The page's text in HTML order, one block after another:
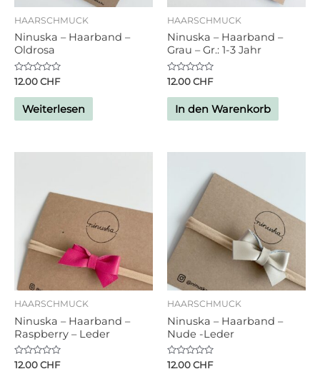
HAARSCHMUCK
Ninuska – Haarband –
Oldrosa
Bewertet
mit
0
von
12.00CHF
Weiterlesen
HAARSCHMUCK
Ninuska – Haarband –
Grau – Gr.: 1-3 Jahr
Bewertet
mit
0
von
12.00CHF
In den Warenkorb
HAARSCHMUCK
Ninuska – Haarband –
Raspberry – Leder
Bewertet
12.00CHF
HAARSCHMUCK
Ninuska – Haarband –
Nude -Leder
Bewertet
12.00CHF